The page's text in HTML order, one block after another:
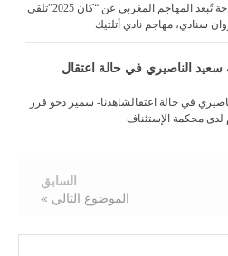
ضربة موجعة لمروان سنادي.. الجراحة تُبعد المهاجم المغربي عن “كان 2025”تلقى
سنادي، مهاجم نادي أتلتيك
سعيد الناصيري في حالة اعتقال
في حالة اعتقالشاهدنا- سمير دحو قرر
لدى محكمة الإستئناف
السابق
الموضوع التالي »